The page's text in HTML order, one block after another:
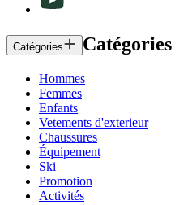
Catégories Catégories
Hommes
Femmes
Enfants
Vetements d'exterieur
Chaussures
Équipement
Ski
Promotion
Activités